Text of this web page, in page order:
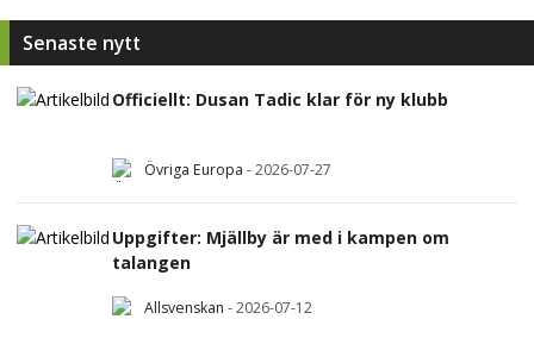
Senaste nytt
Officiellt: Dusan Tadic klar för ny klubb
Övriga Europa -2026-07-27
Uppgifter: Mjällby är med i kampen om
talangen
Allsvenskan -2026-07-12